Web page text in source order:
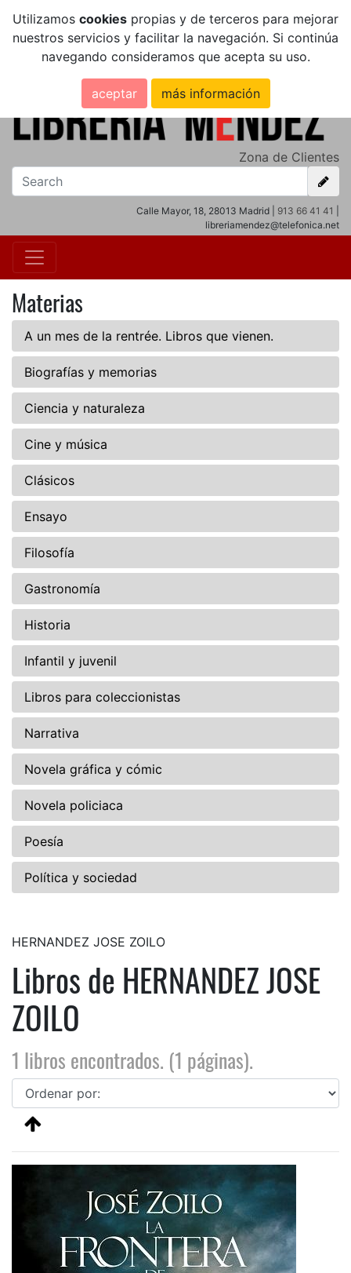
Utilizamos cookies propias y de terceros para mejorar
nuestros servicios y facilitar la navegación. Si continúa
navegando consideramos que acepta su uso.
aceptar más información
Zona de Clientes
Calle Mayor, 18, 28013 Madrid | 913 66 41 41
libreriamendez@telefonica.net
Materias
A un mes de la rentrée. Libros que vienen.
Biografías y memorias
Ciencia y naturaleza
Cine y música
Clásicos
Ensayo
Filosofía
Gastronomía
Historia
Infantil y juvenil
Libros para coleccionistas
Narrativa
Novela gráfica y cómic
Novela policiaca
Poesía
Política y sociedad
HERNANDEZ JOSE ZOILO
Libros de HERNANDEZ JOSE
ZOILO
1 libros encontrados. (1 páginas).